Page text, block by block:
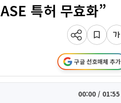
특허 무효화”
구글 선호매체 추가
00:00 / 01:55